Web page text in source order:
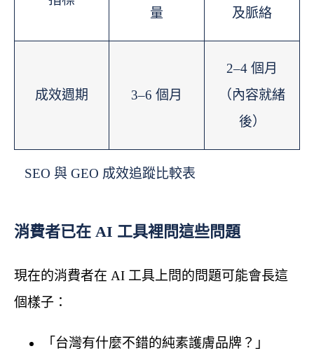
量
及脈絡
成效週期 3–6 個月
2–4 個月
（內容就緒
後）
SEO 與 GEO 成效追蹤比較表
消費者已在 AI 工具裡問這些問題
現在的消費者在 AI 工具上問的問題可能會長這
個樣子：
「台灣有什麼不錯的純素護膚品牌？」